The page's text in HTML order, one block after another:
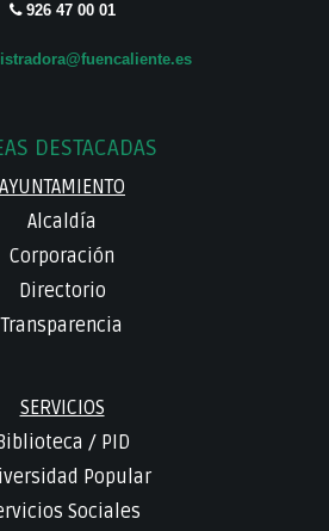
926 47 00 01
DESTACADAS
AYUNTAMIENTO
Alcaldía
Corporación
Directorio
Transparencia
SERVICIOS
/ PID
Popular
Sociales